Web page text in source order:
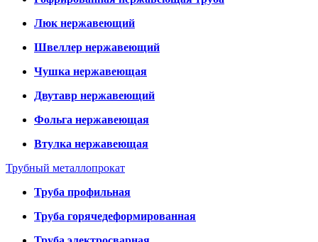
Люк нержавеющий
Швеллер нержавеющий
Чушка нержавеющая
Двутавр нержавеющий
Фольга нержавеющая
Втулка нержавеющая
Трубный металлопрокат
Труба профильная
Труба горячедеформированная